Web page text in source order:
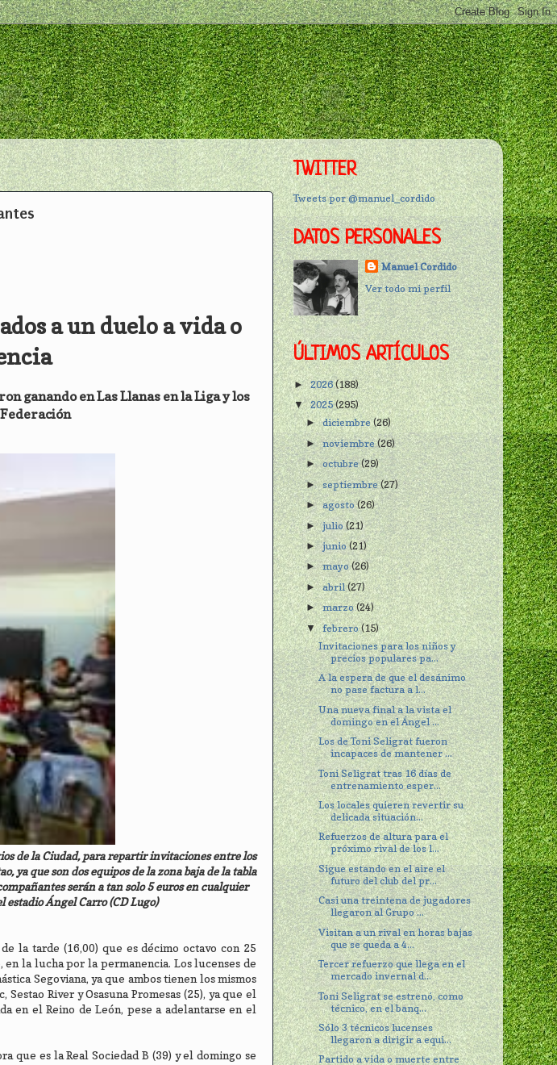
a un duelo a vida o
ganando en Las Llanas en la Liga y los
de la Ciudad, para repartir invitaciones entre los
ya que son dos equipos de la zona baja de la tabla
serán a tan solo 5 euros en cualquier
estadio Ángel Carro (CD Lugo)
la tarde (16,00) que es décimo octavo con 25
la lucha por la permanencia. Los lucenses de
Segoviana, ya que ambos tienen los mismos
River y Osasuna Promesas (25), ya que el
en el Reino de León, pese a adelantarse en el
que es la Real Sociedad B (39) y el domingo se
TWITTER
Tweets por @manuel_cordido
DATOS PERSONALES
Manuel Cordido
Ver todo mi perfil
ÚLTIMOS ARTÍCULOS
►2026(188)
▼2025(295)
►diciembre(26)
►noviembre(26)
►octubre(29)
►septiembre(27)
►agosto(26)
►julio(21)
►junio(21)
►mayo(26)
►abril(27)
►marzo(24)
▼febrero(15)
Invitaciones para los niños y
precios populares pa...
A la espera de que el desánimo
no pase factura a l...
Una nueva final a la vista el
domingo en el Ángel ...
Los de Toni Seligrat fueron
incapaces de mantener ...
Toni Seligrat tras 16 días de
entrenamiento esper...
Los locales quieren revertir su
delicada situación...
Refuerzos de altura para el
próximo rival de los l...
Sigue estando en el aire el
futuro del club del pr...
Casi una treintena de jugadores
llegaron al Grupo ...
Visitan a un rival en horas bajas
que se queda a 4...
Tercer refuerzo que llega en el
mercado invernal d...
Toni Seligrat se estrenó, como
técnico, en el banq...
Sólo 3 técnicos lucenses
llegaron a dirigir a equi...
Partido a vida o muerte entre